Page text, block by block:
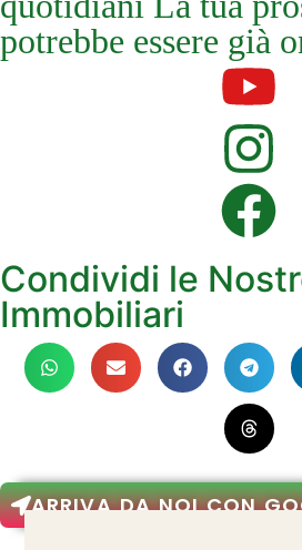
potrebbe essere già
Condividi le
Immobiliari
ARRIVA DA NOI CON